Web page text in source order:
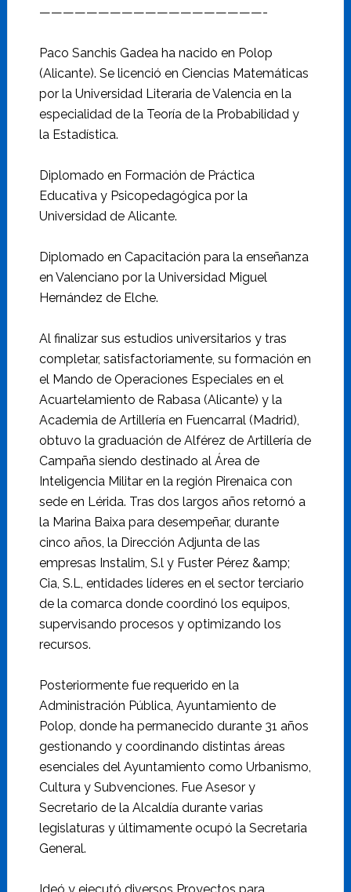
———————————————————-
Paco Sanchis Gadea ha nacido en Polop
(Alicante). Se licenció en Ciencias Matemáticas
por la Universidad Literaria de Valencia en la
especialidad de la Teoría de la Probabilidad y
la Estadística.
Diplomado en Formación de Práctica
Educativa y Psicopedagógica por la
Universidad de Alicante.
Diplomado en Capacitación para la enseñanza
en Valenciano por la Universidad Miguel
Hernández de Elche.
Al finalizar sus estudios universitarios y tras
completar, satisfactoriamente, su formación en
el Mando de Operaciones Especiales en el
Acuartelamiento de Rabasa (Alicante) y la
Academia de Artillería en Fuencarral (Madrid),
obtuvo la graduación de Alférez de Artillería de
Campaña siendo destinado al Área de
Inteligencia Militar en la región Pirenaica con
sede en Lérida. Tras dos largos años retornó a
la Marina Baixa para desempeñar, durante
cinco años, la Dirección Adjunta de las
empresas Instalim, S.l y Fuster Pérez &amp;
Cia, S.L, entidades líderes en el sector terciario
de la comarca donde coordinó los equipos,
supervisando procesos y optimizando los
recursos.
Posteriormente fue requerido en la
Administración Pública, Ayuntamiento de
Polop, donde ha permanecido durante 31 años
gestionando y coordinando distintas áreas
esenciales del Ayuntamiento como Urbanismo,
Cultura y Subvenciones. Fue Asesor y
Secretario de la Alcaldía durante varias
legislaturas y últimamente ocupó la Secretaria
General.